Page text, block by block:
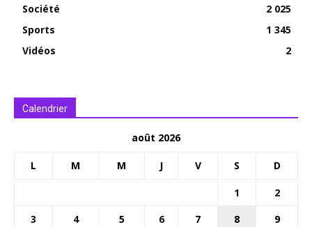
Société
2 025
Sports
1 345
Vidéos
2
Calendrier
août 2026
L M M J V S D
1
2
3
4 5 6 7 8
9